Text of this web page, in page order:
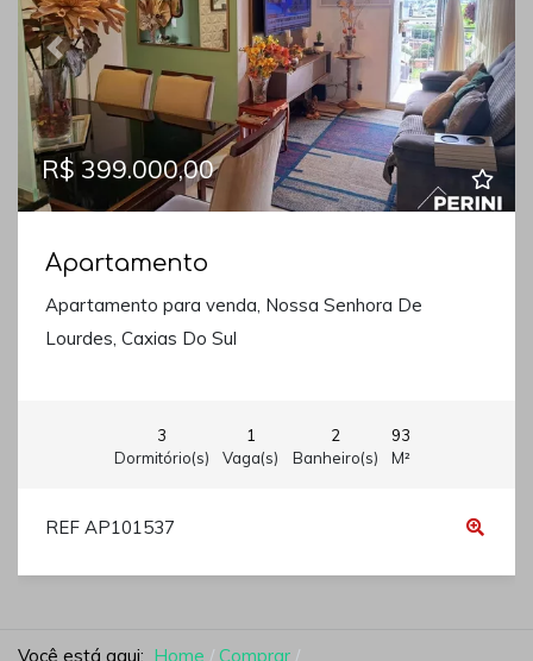
Previous Next
R$ 399.000,00
Apartamento
Apartamento para venda, Nossa Senhora De
Lourdes, Caxias Do Sul
3
Dormitório(s)
1
Vaga(s)
2
Banheiro(s)
93
M²
REF AP101537
Você está aqui: Home
Comprar